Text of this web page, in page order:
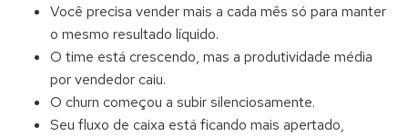
Você precisa vender mais a cada mês só para manter
o mesmo resultado líquido.
O time está crescendo, mas a produtividade média
por vendedor caiu.
O churn começou a subir silenciosamente.
Seu fluxo de caixa está ficando mais apertado,